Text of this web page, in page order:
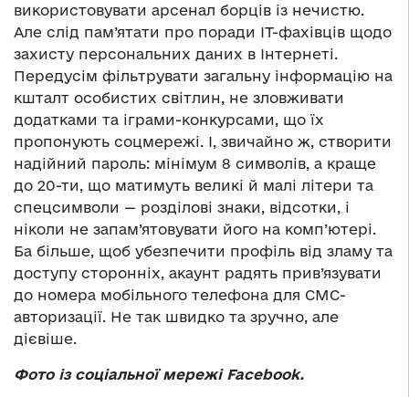
використовувати арсенал борців із нечистю.
Але слід пам’ятати про поради ІТ-фахівців щодо
захисту персональних даних в Інтернеті.
Передусім фільтрувати загальну інформацію на
кшталт особистих світлин, не зловживати
додатками та іграми-конкурсами, що їх
пропонують соцмережі. І, звичайно ж, створити
надійний пароль: мінімум 8 символів, а краще
до 20-ти, що матимуть великі й малі літери та
спецсимволи — розділові знаки, відсотки, і
ніколи не запам’ятовувати його на комп’ютері.
Ба більше, щоб убезпечити профіль від зламу та
доступу сторонніх, акаунт радять прив’язувати
до номера мобільного телефона для СМС-
авторизації. Не так швидко та зручно, але
дієвіше.
Фото із соціальної мережі Facebook.